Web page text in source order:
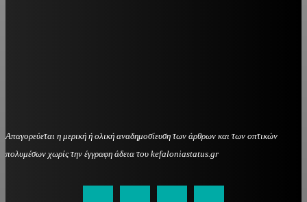
Απαγορεύεται η μερική ή ολική αναδημοσίευση των άρθρων και των οπτικών
πολυμέσων χωρίς την έγγραφη άδεια του kefaloniastatus.gr